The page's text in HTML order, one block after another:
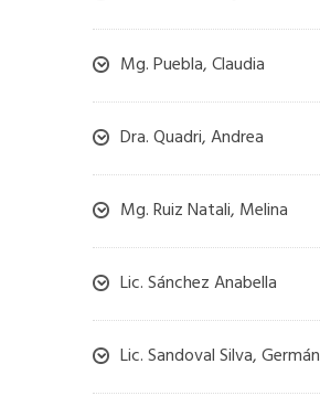
Mg. Puebla, Claudia
Dra. Quadri, Andrea
Mg. Ruiz Natali, Melina
Lic. Sánchez Anabella
Lic. Sandoval Silva, Germán